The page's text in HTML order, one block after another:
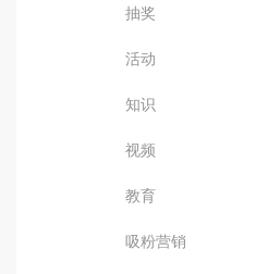
抽奖
活动
知识
视频
教育
吸粉营销